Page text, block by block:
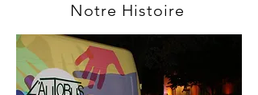
Notre Histoire